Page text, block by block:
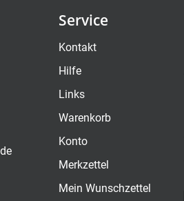
Service
Kontakt
Hilfe
Links
Warenkorb
Konto
Merkzettel
Mein Wunschzettel